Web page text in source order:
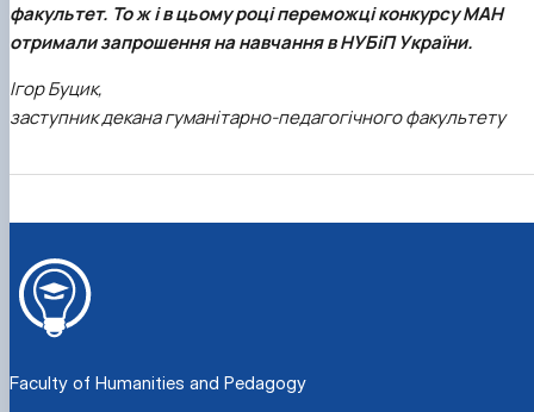
факультет. То ж і в цьому році переможці конкурсу МАН
отримали запрошення на навчання в НУБіП України.
Ігор Буцик,
заступник декана гуманітарно-педагогічного факультету
Faculty of Humanities and Pedagogy